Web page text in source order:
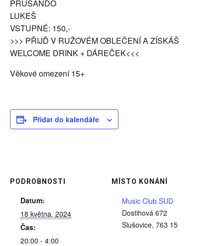
PRUSANDO
LUKEŠ
VSTUPNÉ: 150,-
>>> PŘIJĎ V RUŽOVÉM OBLEČENÍ A ZÍSKÁŠ
WELCOME DRINK + DÁREČEK<<<
Věkové omezení 15+
Přidat do kalendáře
PODROBNOSTI
Datum:
18 května, 2024
Čas:
20:00 - 4:00
MÍSTO KONÁNÍ
Music Club SUD
Dostihová 672
Slušovice, 763 15